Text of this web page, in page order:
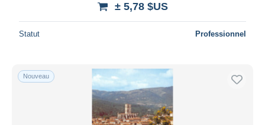
± 5,78 $US
Statut Professionnel
Nouveau